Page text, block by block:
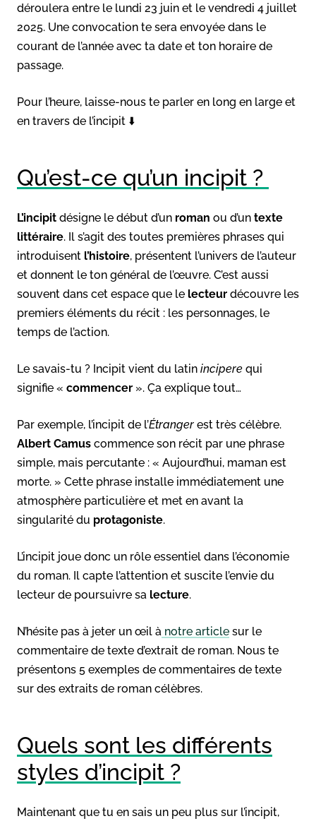
déroulera entre le lundi 23 juin et le vendredi 4 juillet
2025. Une convocation te sera envoyée dans le
courant de l’année avec ta date et ton horaire de
passage.
Pour l’heure, laisse-nous te parler en long en large et
en travers de l’incipit ⬇️
Qu’est-ce qu’un incipit ?
L’incipit désigne le début d’un roman ou d’un texte
littéraire. Il s’agit des toutes premières phrases qui
introduisent l’histoire, présentent l’univers de l’auteur
et donnent le ton général de l’œuvre. C’est aussi
souvent dans cet espace que le lecteur découvre les
premiers éléments du récit : les personnages, le
temps de l’action.
Le savais-tu ? Incipit vient du latin incipere qui
signifie « commencer ». Ça explique tout…
Par exemple, l’incipit de l’Étranger est très célèbre.
Albert Camus commence son récit par une phrase
simple, mais percutante : « Aujourd’hui, maman est
morte. » Cette phrase installe immédiatement une
atmosphère particulière et met en avant la
singularité du protagoniste.
L’incipit joue donc un rôle essentiel dans l’économie
du roman. Il capte l’attention et suscite l’envie du
lecteur de poursuivre sa lecture.
N’hésite pas à jeter un œil à notre article sur le
commentaire de texte d’extrait de roman. Nous te
présentons 5 exemples de commentaires de texte
sur des extraits de roman célèbres.
Quels sont les différents
styles d’incipit ?
Maintenant que tu en sais un peu plus sur l’incipit,